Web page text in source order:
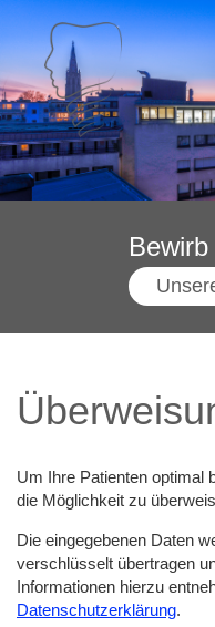
Um Ihre Patienten optimal
die Möglichkeit zu
Die eingegebenen Daten
verschlüsselt übertragen
Informationen hierzu
Datenschutzerklärung.